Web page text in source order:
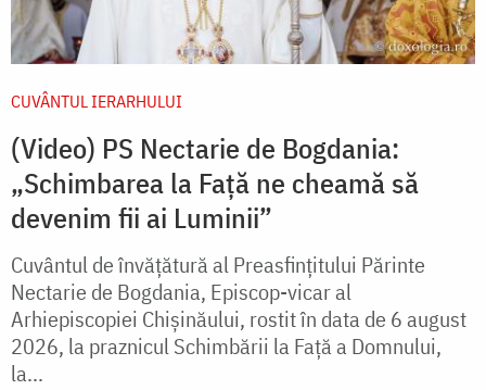
CUVÂNTUL IERARHULUI
(Video) PS Nectarie de Bogdania:
„Schimbarea la Față ne cheamă să
devenim fii ai Luminii”
Cuvântul de învățătură al Preasfințitului Părinte
Nectarie de Bogdania, Episcop-vicar al
Arhiepiscopiei Chișinăului, rostit în data de 6 august
2026, la praznicul Schimbării la Față a Domnului,
la...